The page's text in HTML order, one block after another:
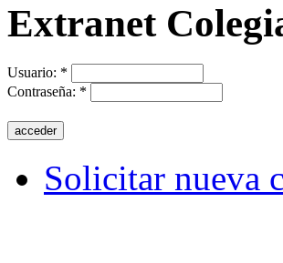
Extranet
Usuario: *
Contraseña: *
Solicitar nueva